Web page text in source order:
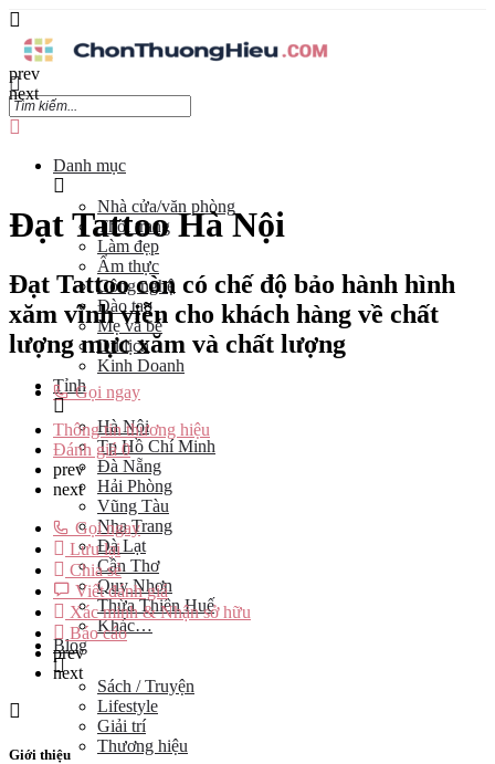
Danh mục
Nhà cửa/văn phòng
Thời trang
Làm đẹp
Ẩm thực
Công nghệ
Đào tạo
Mẹ và bé
Du lịch
Kinh Doanh
Tỉnh
Hà Nội
Tp Hồ Chí Minh
Đà Nẵng
Hải Phòng
Vũng Tàu
Nha Trang
Đà Lạt
Cần Thơ
Quy Nhơn
Thừa Thiên Huế
Khác…
Blog
Sách / Truyện
Lifestyle
Giải trí
Thương hiệu
prev
next
Đạt Tattoo Hà Nội
Đạt Tattoo còn có chế độ bảo hành hình
xăm vĩnh viễn cho khách hàng về chất
lượng mực xăm và chất lượng
Gọi ngay
Thông tin thương hiệu
Đánh giá0
prev
next
Gọi ngay
Lưu lại
Chia sẻ
Viết đánh giá
Xác minh & Nhận sở hữu
Báo cáo
prev
next
Giới thiệu